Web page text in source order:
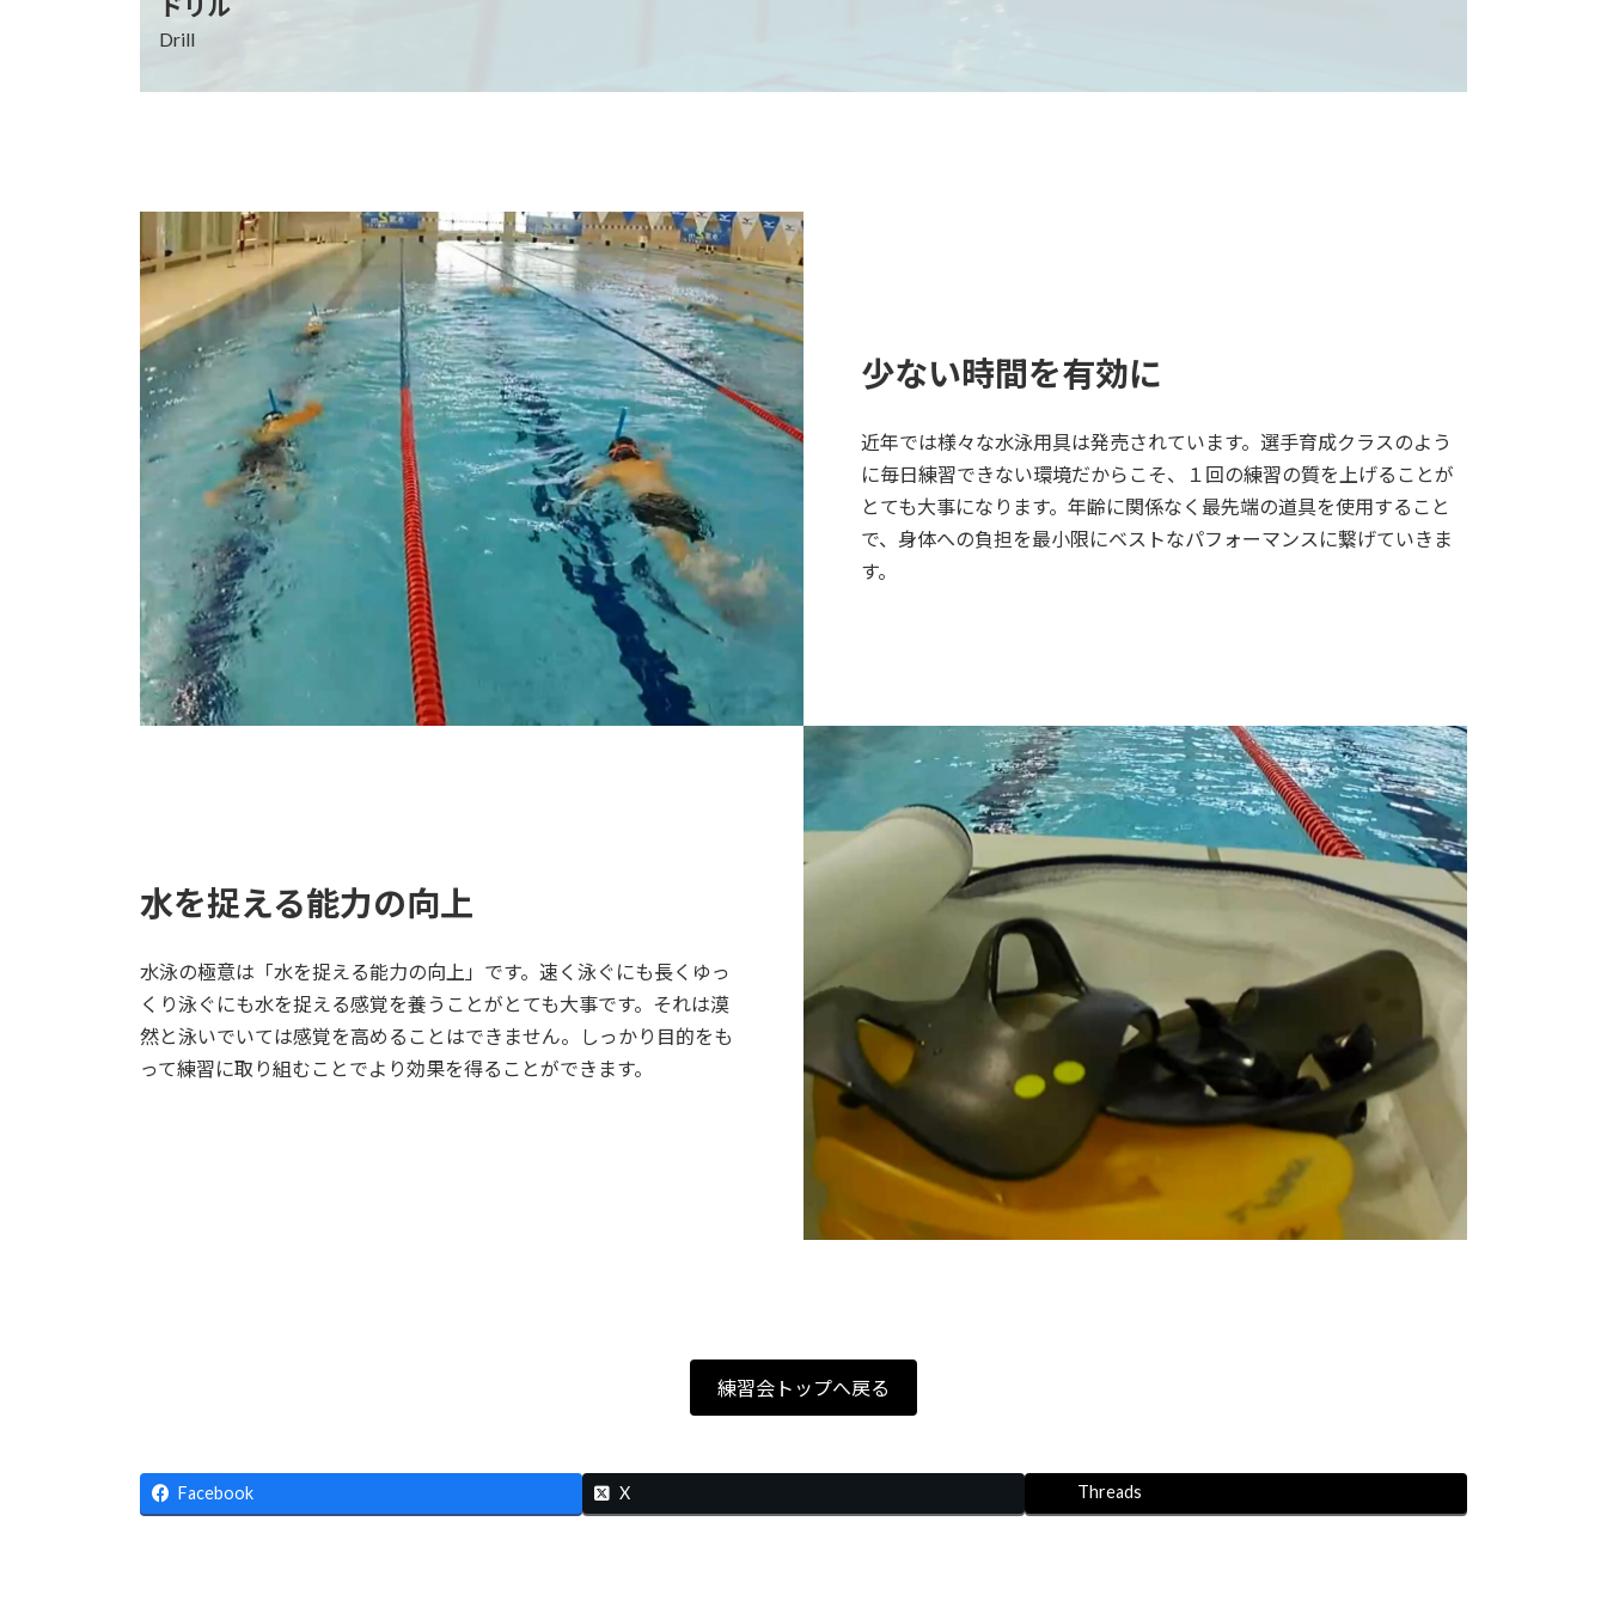
Drill
少ない時間を有効に
近年では様々な水泳用具は発売されています。選手育成クラスのよう
に毎日練習できない環境だからこそ、１回の練習の質を上げることが
とても大事になります。年齢に関係なく最先端の道具を使用すること
で、身体への負担を最小限にベストなパフォーマンスに繋げていきま
す。
水を捉える能力の向上
水泳の極意は「水を捉える能力の向上」です。速く泳ぐにも長くゆっ
くり泳ぐにも水を捉える感覚を養うことがとても大事です。それは漠
然と泳いでいては感覚を高めることはできません。しっかり目的をも
って練習に取り組むことでより効果を得ることができます。
練習会トップへ戻る
Facebook X Threads